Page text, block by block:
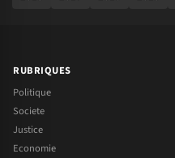
RUBRIQUES
Politique
Societe
Justice
Economie